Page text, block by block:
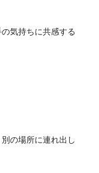
気持ちに共感する
の場所に連れ出し